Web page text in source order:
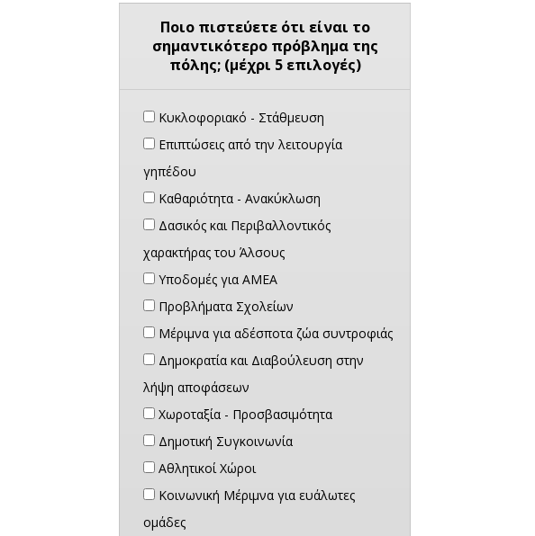
Ποιο πιστεύετε ότι είναι το
σημαντικότερο πρόβλημα της
πόλης; (μέχρι 5 επιλογές)
Κυκλοφοριακό - Στάθμευση
Επιπτώσεις από την λειτουργία
γηπέδου
Καθαριότητα - Ανακύκλωση
Δασικός και Περιβαλλοντικός
χαρακτήρας του Άλσους
Υποδομές για ΑΜΕΑ
Προβλήματα Σχολείων
Μέριμνα για αδέσποτα ζώα συντροφιάς
Δημοκρατία και Διαβούλευση στην
λήψη αποφάσεων
Χωροταξία - Προσβασιμότητα
Δημοτική Συγκοινωνία
Αθλητικοί Χώροι
Κοινωνική Μέριμνα για ευάλωτες
ομάδες